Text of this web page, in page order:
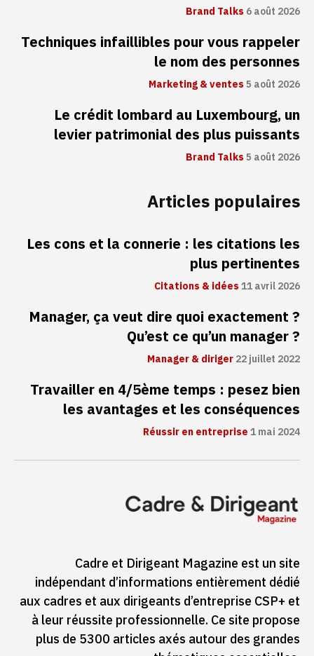
Brand Talks6 août 2026
Techniques infaillibles pour vous rappeler
le nom des personnes
Marketing & ventes5 août 2026
Le crédit lombard au Luxembourg, un
levier patrimonial des plus puissants
Brand Talks5 août 2026
Articles populaires
Les cons et la connerie : les citations les
plus pertinentes
Citations & idées11 avril 2026
Manager, ça veut dire quoi exactement ?
Qu’est ce qu’un manager ?
Manager & diriger22 juillet 2022
Travailler en 4/5ème temps : pesez bien
les avantages et les conséquences
Réussir en entreprise1 mai 2024
Cadre et Dirigeant Magazine est un site
indépendant d’informations entièrement dédié
aux cadres et aux dirigeants d’entreprise CSP+ et
à leur réussite professionnelle. Ce site propose
plus de 5300 articles axés autour des grandes